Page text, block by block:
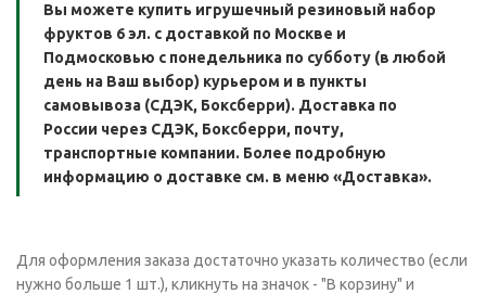
Вы можете купить игрушечный резиновый набор
фруктов 6 эл. с доставкой по Москве и
Подмосковью с понедельника по субботу (в любой
день на Ваш выбор) курьером и в пункты
самовывоза (СДЭК, Боксберри). Доставка по
России через СДЭК, Боксберри, почту,
транспортные компании. Более подробную
информацию о доставке см. в меню «Доставка».
Для оформления заказа достаточно указать количество (если
нужно больше 1 шт.), кликнуть на значок - "В корзину" и